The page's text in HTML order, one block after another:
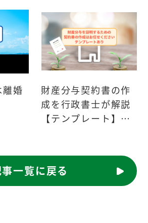
婚
財産分与契約書の作
成を行政書士が解説
【テンプレート】あ
一覧に戻る